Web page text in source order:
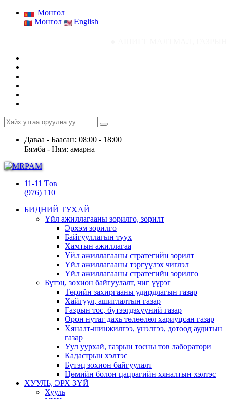
Монгол
Монгол
English
Даваа - Баасан: 08:00 - 18:00
Бямба - Ням: амарна
11-11 Төв
(976) 110
БИДНИЙ ТУХАЙ
Үйл ажиллагааны зорилго, зорилт
Эрхэм зорилго
Байгууллагын түүх
Хамтын ажиллагаа
Үйл ажиллагааны стратегийн зорилт
Үйл ажиллагааны тэргүүлэх чиглэл
Үйл ажиллагааны стратегийн зорилго
Бүтэц, зохион байгуулалт, чиг үүрэг
Төрийн захиргааны удирдлагын газар
Хайгуул, ашиглалтын газар
Газрын тос, бүтээгдэхүүний газар
Орон нутаг дахь төлөөлөл хариуцсан газар
Хяналт-шинжилгээ, үнэлгээ, дотоод аудитын
газар
Уул уурхай, газрын тосны төв лаборатори
Кадастрын хэлтэс
Бүтэц зохион байгуулалт
Цөмийн болон цацрагийн хяналтын хэлтэс
ХУУЛЬ, ЭРХ ЗҮЙ
Хууль